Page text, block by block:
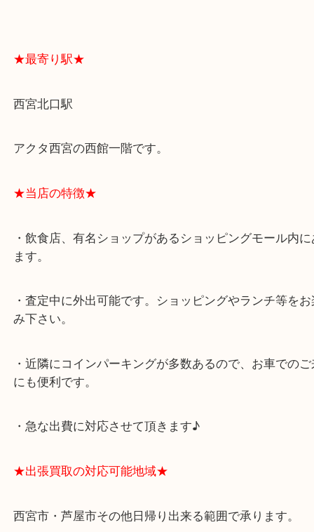
西宮北口駅
アクタ西宮の西館一階です。
★当店の特徴★
・飲食店、有名ショップがあるショッピングモール